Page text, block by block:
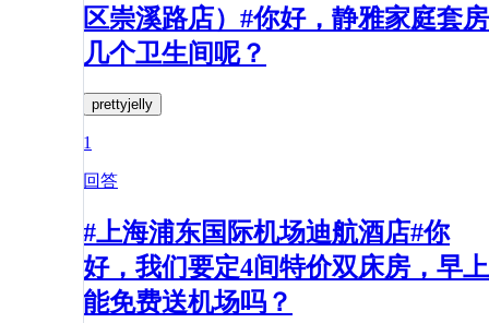
区崇溪路店）#你好，静雅家庭套房
几个卫生间呢？
prettyjelly
1
回答
#上海浦东国际机场迪航酒店#你
好，我们要定4间特价双床房，早上
能免费送机场吗？